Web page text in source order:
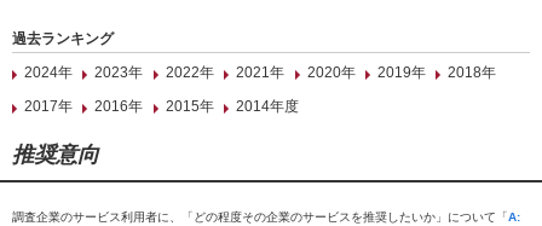
過去ランキング
2024年
2023年 2022年 2021年 2020年 2019年
2018年
2017年
2016年 2015年 2014年度
推奨意向
調査企業のサービス利用者に、「どの程度その企業のサービスを推奨したいか」について「A: